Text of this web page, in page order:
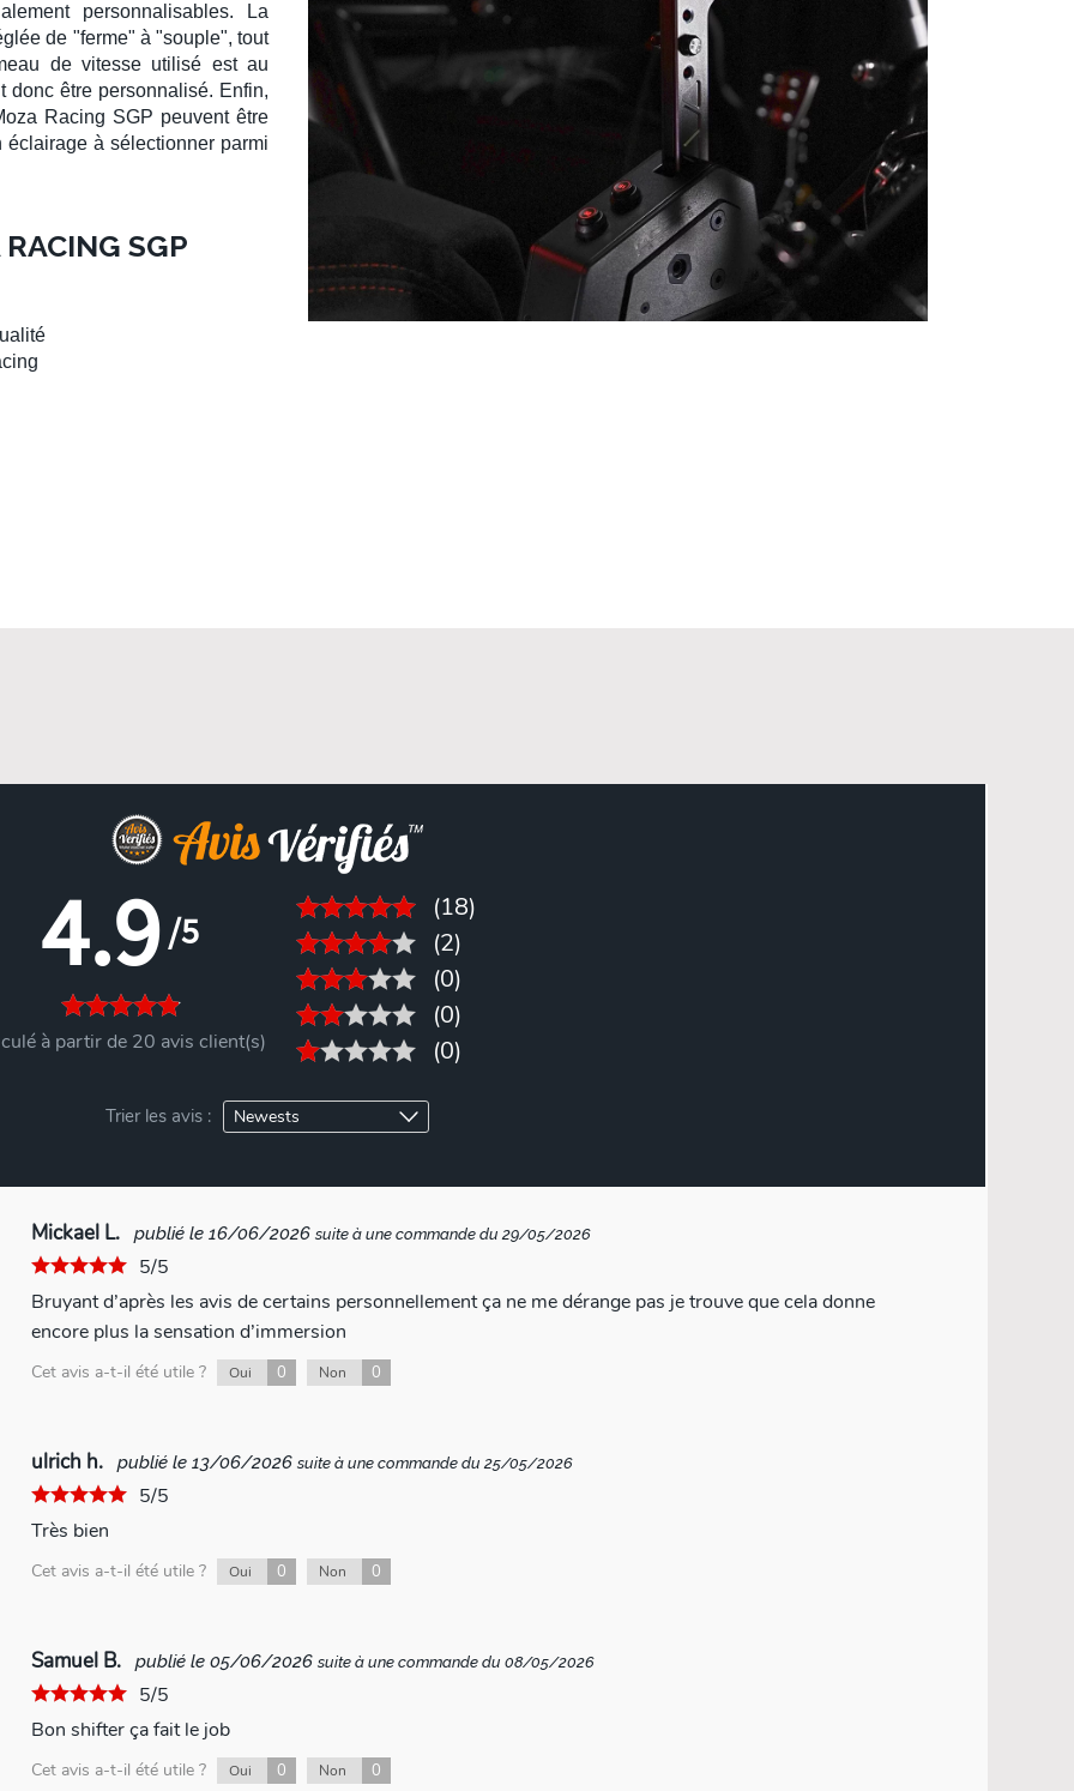
personnalisables. La
de "ferme" à "souple", tout
de vitesse utilisé est au
donc être personnalisé. Enfin,
Racing SGP peuvent être
à sélectionner parmi
SGP
4.9 /5
à partir de 20 avis client(s)
(18)
(2)
(0)
(0)
(0)
Trier les avis :
Mickael L. publié le 16/06/2026 suite à une commande du 29/05/2026
5/5
Bruyant d’après les avis de certains personnellement ça ne me dérange pas je trouve que cela donne
encore plus la sensation d’immersion
Cet avis a-t-il été utile ? Oui 0 Non 0
ulrich h. publié le 13/06/2026 suite à une commande du 25/05/2026
5/5
Très bien
Cet avis a-t-il été utile ? Oui 0 Non 0
Samuel B. publié le 05/06/2026 suite à une commande du 08/05/2026
5/5
Bon shifter ça fait le job
Cet avis a-t-il été utile ? Oui 0 Non 0